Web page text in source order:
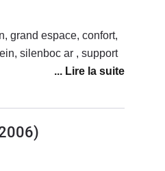
grand espace, confort,
silenboc ar , support